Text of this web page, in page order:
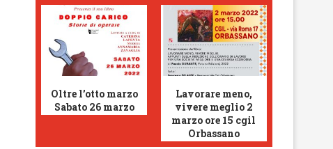
Oltre l’otto marzo
Sabato 26 marzo
Lavorare meno,
vivere meglio 2
marzo ore 15 cgil
Orbassano